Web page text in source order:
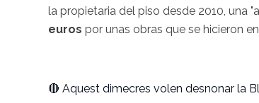
la propietaria del piso desde 2010, una
euros por unas obras que se hicieron
🔴 Aquest dimecres volen desnonar la